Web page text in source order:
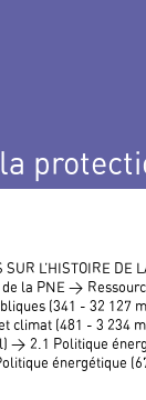
SUR L’HISTOIRE DE
de la PNE >
(341 - 32 127
climat (481 - 3 234
> 2.1 Politique
énergétique